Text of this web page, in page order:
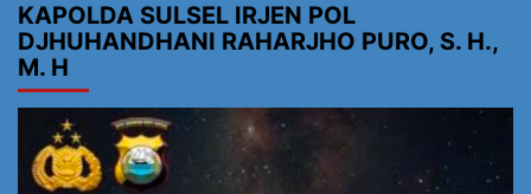
KAPOLDA SULSEL IRJEN POL
DJHUHANDHANI RAHARJHO PURO, S. H.,
M. H